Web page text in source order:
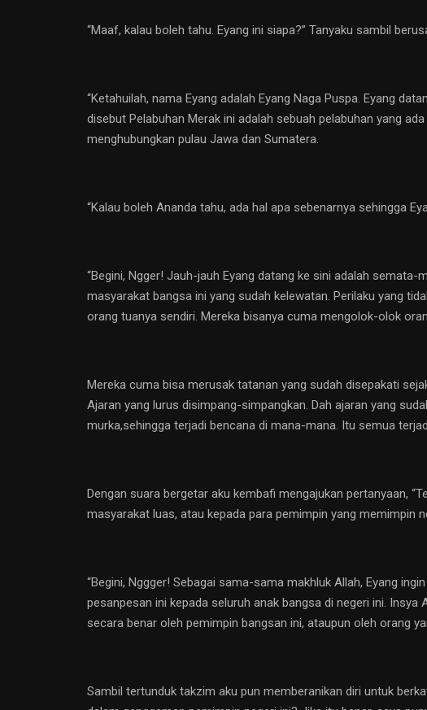
“Maaf, kalau boleh tahu. Eyang ini siapa?” Tanyaku sambil
“Ketahuilah, nama Eyang adalah Eyang Naga Puspa. Eyang
disebut Pelabuhan Merak ini adalah sebuah pelabuhan yang
menghubungkan pulau Jawa dan Sumatera.
“Kalau boleh Ananda tahu, ada hal apa sebenarnya sehingga
“Begini, Ngger! Jauh-jauh Eyang datang ke sini adalah
masyarakat bangsa ini yang sudah kelewatan. Perilaku yang
orang tuanya sendiri. Mereka bisanya cuma mengolok-olok
Mereka cuma bisa merusak tatanan yang sudah disepakati
Ajaran yang lurus disimpang-simpangkan. Dah ajaran yang
murka,sehingga terjadi bencana di mana-mana. Itu semua
Dengan suara bergetar aku kembafi mengajukan pertanyaan,
masyarakat luas, atau kepada para pemimpin yang memimpin
“Begini, Nggger! Sebagai sama-sama makhluk Allah, Eyang
pesanpesan ini kepada seluruh anak bangsa di negeri ini. Insya
secara benar oleh pemimpin bangsan ini, ataupun oleh orang
Sambil tertunduk takzim aku pun memberanikan diri untuk